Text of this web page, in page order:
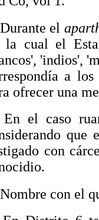
Durante el
la cual el
'indios',
a
ofrecer una
En el caso
que
con
Nombre con el